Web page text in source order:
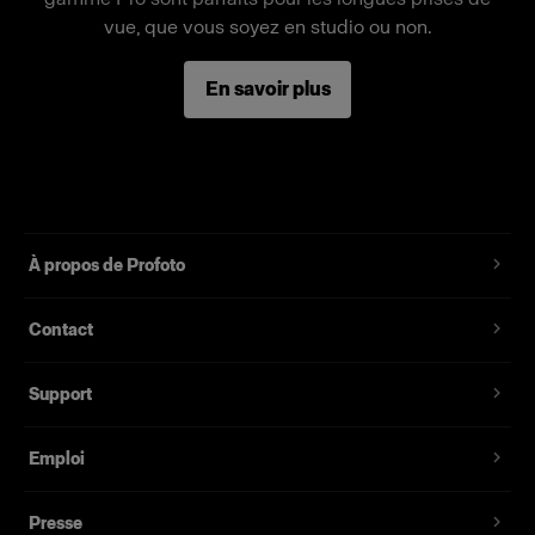
vue, que vous soyez en studio ou non.
En savoir plus
À propos de Profoto
Contact
Support
Emploi
Presse